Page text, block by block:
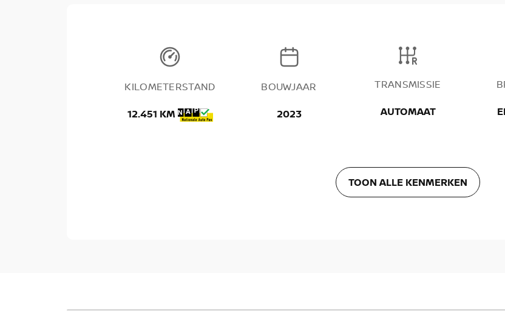
KILOMETERSTAND
12.451 KM
BOUWJAAR
2023
TRANSMISSIE
AUTOMAAT
TOON ALLE KENMERKEN